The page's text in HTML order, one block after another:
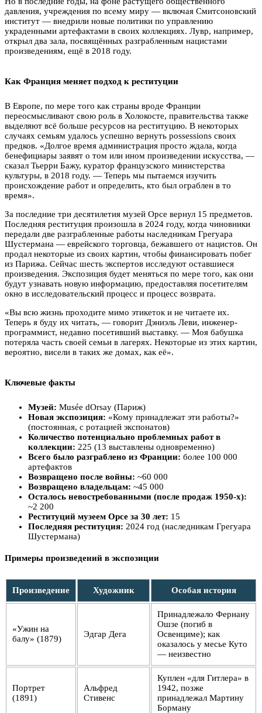
давления, учреждения по всему миру — включая Смитсоновский
институт — внедрили новые политики по управлению
украденными артефактами в своих коллекциях. Лувр, например,
открыл два зала, посвящённых разграбленным нацистами
произведениям, ещё в 2018 году.
Как Франция меняет подход к реституции
В Европе, по мере того как страны вроде Франции
переосмысливают свою роль в Холокосте, правительства также
выделяют всё больше ресурсов на реституцию. В некоторых
случаях семьям удалось успешно вернуть possessions своих
предков. «Долгое время администрация просто ждала, когда
бенефициары заявят о том или ином произведении искусства, —
сказал Тьерри Бажу, куратор французского министерства
культуры, в 2018 году. — Теперь мы пытаемся изучить
происхождение работ и определить, кто был ограблен в то
время».
За последние три десятилетия музей Орсе вернул 15 предметов.
Последняя реституция произошла в 2024 году, когда чиновники
передали две разграбленные работы наследникам Грегуара
Шустермана — еврейского торговца, бежавшего от нацистов. Он
продал некоторые из своих картин, чтобы финансировать побег
из Парижа. Сейчас шесть экспертов исследуют оставшиеся
произведения. Экспозиция будет меняться по мере того, как они
будут узнавать новую информацию, предоставляя посетителям
окно в исследовательский процесс и процесс возврата.
«Вы всю жизнь проходите мимо этикеток и не читаете их.
Теперь я буду их читать, — говорит Дэниэль Леви, инженер-
программист, недавно посетивший выставку. — Моя бабушка
потеряла часть своей семьи в лагерях. Некоторые из этих картин,
вероятно, висели в таких же домах, как её».
Ключевые факты
Музей: Musée dOrsay (Париж)
Новая экспозиция: «Кому принадлежат эти работы?»
(постоянная, с ротацией экспонатов)
Количество потенциально проблемных работ в
коллекции: 225 (13 выставлены одновременно)
Всего было разграблено из Франции: более 100 000
артефактов
Возвращено после войны: ~60 000
Возвращено владельцам: ~45 000
Осталось невостребованными (после продаж 1950-х):
~2 200
Реституций музеем Орсе за 30 лет: 15
Последняя реституция: 2024 год (наследникам Грегуара
Шустермана)
Примеры произведений в экспозиции
Произведение Художник Особая история
«Ужин на
балу» (1879)
Эдгар Дега
Принадлежало Фернану
Ошзе (погиб в
Освенциме); как
оказалось у месье Куто
— неизвестно
Портрет
(1891)
Альфред
Стивенс
Куплен «для Гитлера» в
1942, позже
принадлежал Мартину
Борману